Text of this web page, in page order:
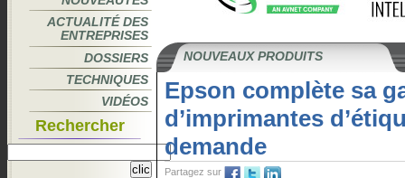
ACTUALITÉ DES
ENTREPRISES
DOSSIERS
TECHNIQUES
VIDÉOS
Rechercher
NOUVEAUX PRODUITS
Epson complète sa
d’imprimantes
demande
Partagez sur